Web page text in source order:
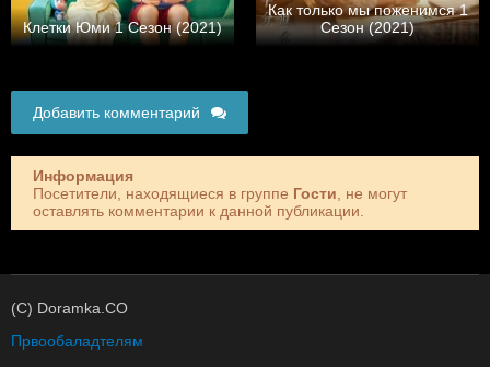
Клетки Юми 1 Сезон (2021)
Как только мы поженимся 1
Сезон (2021)
Добавить комментарий
Информация
Посетители, находящиеся в группе Гости, не могут
оставлять комментарии к данной публикации.
(C) Doramka.CO
Првообаладтелям